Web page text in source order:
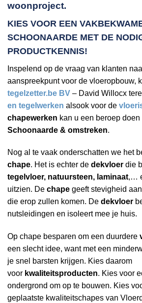
woonproject.
KIES VOOR EEN
SCHOONAARDE MET DE
PRODUCTKENNIS!
Inspelend op de vraag van klanten
aanspreekpunt voor de vloeropbouw,
tegelzetter.be BV – David Willocx
en tegelwerken alsook voor de
chapewerken kan u een beroep doen
Schoonaarde & omstreken.
Nog al te vaak onderschatten we het
chape. Het is echter de dekvloer die
tegelvloer, natuursteen, laminaat,…
uitzien. De chape geeft stevigheid
die erop zullen komen. De dekvloer
nutsleidingen en isoleert mee je huis.
Op chape besparen om een duurdere
een slecht idee, want met een
je snel barsten krijgen. Kies daarom
voor kwaliteitsproducten. Kies voor
ondergrond om op te bouwen. Kies
geplaatste kwaliteitschapes van